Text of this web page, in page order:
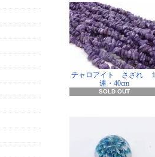
チャロアイト さざれ １
連・40cm
SOLD OUT